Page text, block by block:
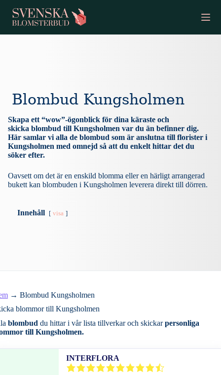
S
k
p
n
t
Blombud Kungsholmen
Skapa ett “wow”-ögonblick för dina käraste och
skicka blombud till Kungsholmen var du än befinner dig.
Här samlar vi alla de blombud som är anslutna till florister i
Kungsholmen med omnejd så att du enkelt hittar det du
söker efter.
Oavsett om det är en enskild blomma eller en härligt arrangerad
bukett kan blombuden i Kungsholmen leverera direkt till dörren.
Innehåll visa
→ Blombud Kungsholmen
blommor till Kungsholmen
blombud du hittar i vår lista tillverkar och skickarpersonliga
till Kungsholmen.
INTERFLORA